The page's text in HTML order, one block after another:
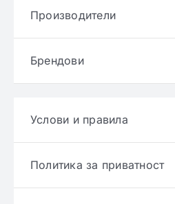
Производители
Брендови
Услови и правила
Политика за приватност